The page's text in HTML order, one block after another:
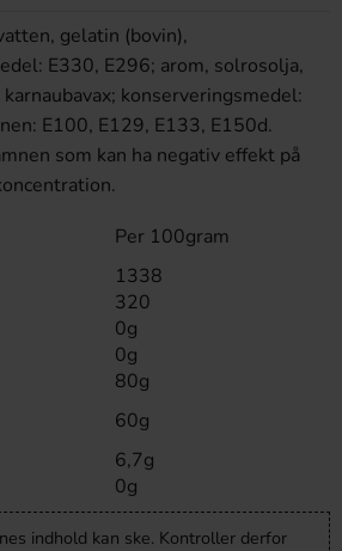
gelatin (bovin),
E330, E296; arom, solrosolja,
konserveringsmedel:
E100, E129, E133, E150d.
som kan ha negativ effekt på
Per 100gram
1338
320
0g
0g
80g
60g
6,7g
0g
indhold kan ske. Kontroller derfor